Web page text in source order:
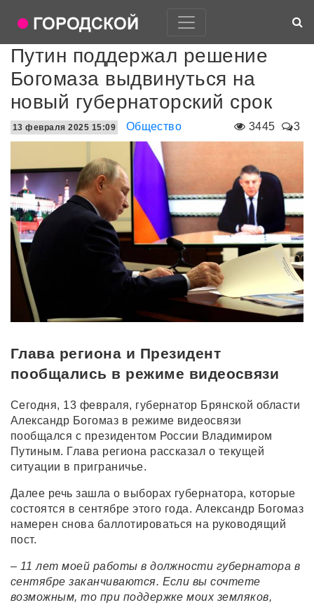
Путин поддержал решение
Богомаза выдвинуться на
новый губернаторский срок
3445 3
13 февраля 2025 15:09 Общество
Глава региона и Президент
пообщались в режиме видеосвязи
Сегодня, 13 февраля, губернатор Брянской области
Александр Богомаз в режиме видеосвязи
пообщался с президентом России Владимиром
Путиным. Глава региона рассказал о текущей
ситуации в приграничье.
Далее речь зашла о выборах губернатора, которые
состоятся в сентябре этого года. Александр Богомаз
намерен снова баллотироваться на руководящий
пост.
– 11 лет моей работы в должности губернатора в
сентябре заканчиваются. Если вы сочтете
возможным, то при поддержке моих земляков,